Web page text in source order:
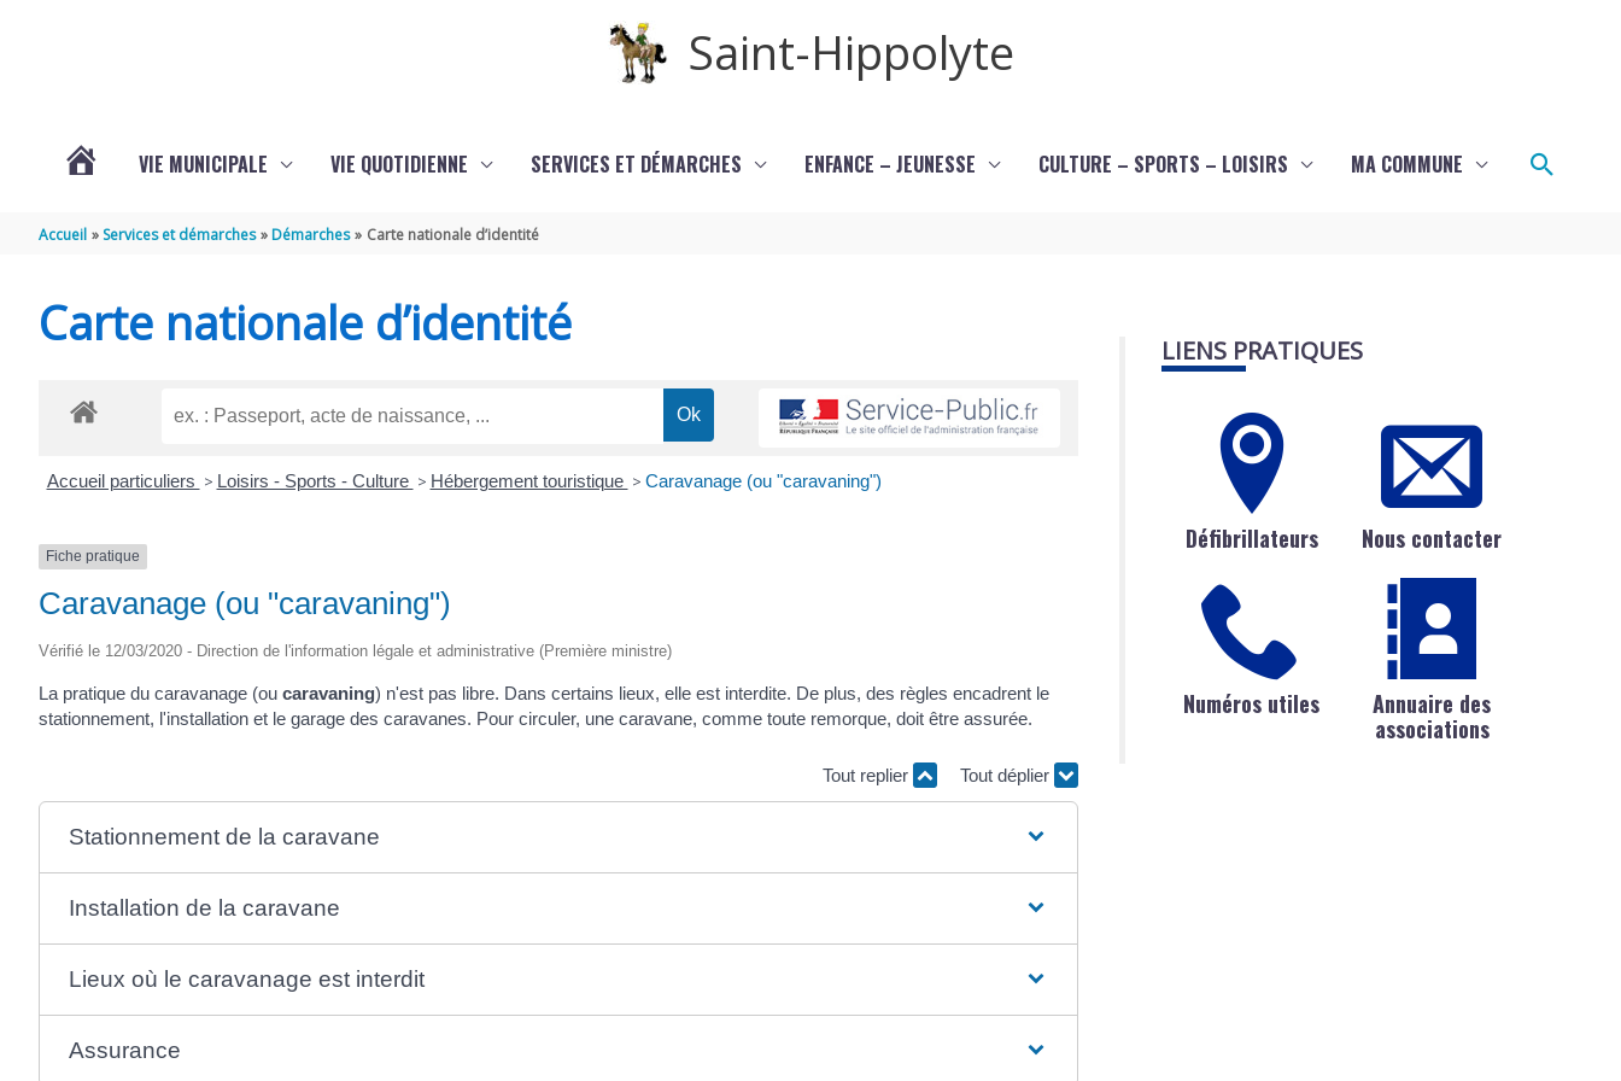
Saint-Hippolyte
SAINT-
VIE MUNICIPALE VIE QUOTIDIENNE SERVICES ET DÉMARCHES ENFANCE – JEUNESSE CULTURE – SPORTS – LOISIRS MA COMMUNE
Accueil Services et démarches Démarches Carte nationale d’identité
Carte nationale d’identité
Accueil particuliers > Loisirs - Sports - Culture > Hébergement touristique > Caravanage (ou "caravaning")
Fiche pratique
Caravanage (ou "caravaning")
Vérifié le 12/03/2020 - Direction de l'information légale et administrative (Première ministre)
La pratique du caravanage (ou caravaning) n'est pas libre. Dans certains lieux, elle est interdite. De plus, des règles encadrent le
stationnement, l'installation et le garage des caravanes. Pour circuler, une caravane, comme toute remorque, doit être assurée.
Tout replier Tout déplier
Stationnement de la caravane
Installation de la caravane
Lieux où le caravanage est interdit
Assurance
LIENS PRATIQUES
Défibrillateurs Nous contacter
Numéros utiles
Annuaire des
associations